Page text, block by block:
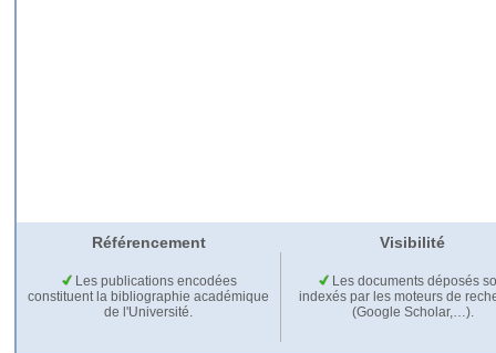
Référencement Visibilité
Les publications encodées
constituent la bibliographie académique
de l'Université.
Les documents déposés
indexés par les moteurs de
(Google Scholar,…).